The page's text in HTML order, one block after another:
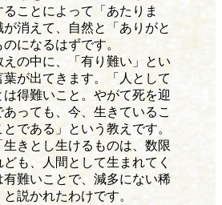
ることによって「あたりま
が消えて、自然と「ありがと
になるはずです。
えの中に、「有り難い」とい
葉が出てきます。「人として
得難いこと。やがて死を迎
あっても、今、生きているこ
である」という教えです。
生きとし生けるものは、数限
も、人間として生まれてく
有難いことで、減多にない稀
説かれたわけです。